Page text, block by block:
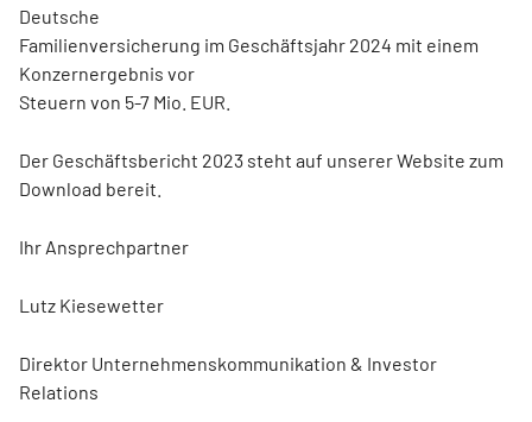
Deutsche
Familienversicherung im Geschäftsjahr 2024 mit einem
Konzernergebnis vor
Steuern von 5-7 Mio. EUR.
Der Geschäftsbericht 2023 steht auf unserer Website zum
Download bereit.
Ihr Ansprechpartner
Lutz Kiesewetter
Direktor Unternehmenskommunikation & Investor
Relations